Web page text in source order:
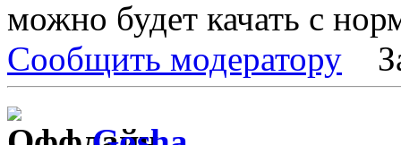
можно будет качать с
Сообщить модератору